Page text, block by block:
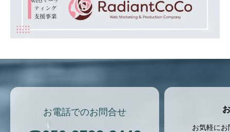
お電話でのお問合せ
お気軽に